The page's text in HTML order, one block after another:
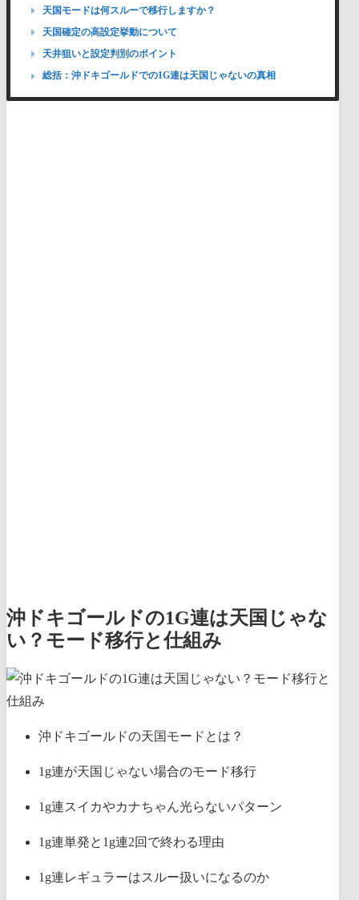
天国モードは何スルーで移行しますか？
天国確定の高設定挙動について
天井狙いと設定判別のポイント
総括：沖ドキゴールドでの1G連は天国じゃないの真相
沖ドキゴールドの1G連は天国じゃな
い？モード移行と仕組み
沖ドキゴールドの天国モードとは？
1g連が天国じゃない場合のモード移行
1g連スイカやカナちゃん光らないパターン
1g連単発と1g連2回で終わる理由
1g連レギュラーはスルー扱いになるのか